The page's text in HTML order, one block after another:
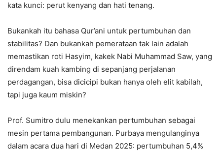
kata kunci: perut kenyang dan hati tenang.
Bukankah itu bahasa Qur’ani untuk pertumbuhan dan
stabilitas? Dan bukankah pemerataan tak lain adalah
memastikan roti Hasyim, kakek Nabi Muhammad Saw, yang
direndam kuah kambing di sepanjang perjalanan
perdagangan, bisa dicicipi bukan hanya oleh elit kabilah,
tapi juga kaum miskin?
Prof. Sumitro dulu menekankan pertumbuhan sebagai
mesin pertama pembangunan. Purbaya mengulanginya
dalam acara dua hari di Medan 2025: pertumbuhan 5,4%